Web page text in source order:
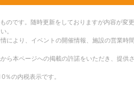
のです。随時更新をしておりますが内容が変
。
により、イベントの開催情報、施設の営業時
ら本ページへの掲載の許諾をいただき、提供
の内税表示です。